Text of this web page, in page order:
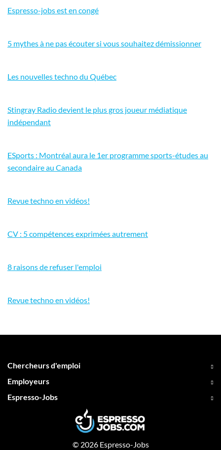
Espresso-jobs est en congé
5 mythes à ne pas écouter si vous souhaitez démissionner
Les nouvelles techno du Québec
Stingray Radio devient le plus gros joueur médiatique
indépendant
ESports : Montréal aura le 1er programme sports-études au
secondaire au Canada
Revue techno en vidéos!
CV : 5 compétences exprimées autrement
8 raisons de refuser l'emploi
Revue techno en vidéos!
Chercheurs d'emploi
Employeurs
Espresso-Jobs
© 2026 Espresso-Jobs